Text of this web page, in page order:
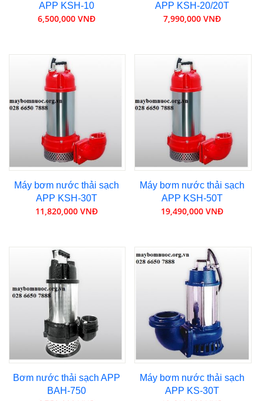
APP KSH-10
6,500,000 VNĐ
APP KSH-20/20T
7,990,000 VNĐ
Máy bơm nước thải sạch
APP KSH-30T
11,820,000 VNĐ
Máy bơm nước thải sạch
APP KSH-50T
19,490,000 VNĐ
Bơm nước thải sạch APP
BAH-750
Máy bơm nước thải sạch
APP KS-30T